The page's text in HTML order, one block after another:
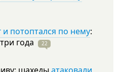
и потоптался по нему:
года 22